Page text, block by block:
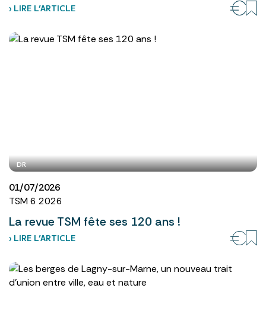
› LIRE L’ARTICLE
DR
01/07/2026
TSM 6 2026
La revue TSM fête ses 120 ans !
› LIRE L’ARTICLE